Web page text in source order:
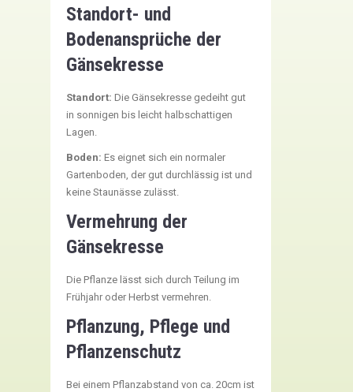
Standort- und
Bodenansprüche der
Gänsekresse
Standort: Die Gänsekresse gedeiht gut
in sonnigen bis leicht halbschattigen
Lagen.
Boden: Es eignet sich ein normaler
Gartenboden, der gut durchlässig ist und
keine Staunässe zulässt.
Vermehrung der
Gänsekresse
Die Pflanze lässt sich durch Teilung im
Frühjahr oder Herbst vermehren.
Pflanzung, Pflege und
Pflanzenschutz
Bei einem Pflanzabstand von ca. 20cm ist